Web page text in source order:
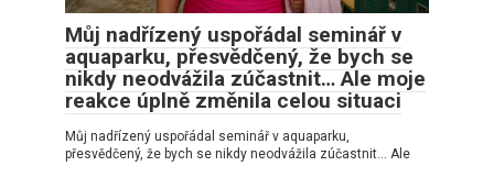
Můj nadřízený uspořádal seminář v
aquaparku, přesvědčený, že bych se
nikdy neodvážila zúčastnit… Ale moje
reakce úplně změnila celou situaci
Můj nadřízený uspořádal seminář v aquaparku,
přesvědčený, že bych se nikdy neodvážila zúčastnit… Ale